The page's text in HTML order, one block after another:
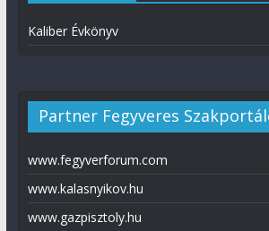
Kaliber Évkönyv
Partner Fegyveres
www.fegyverforum.com
www.kalasnyikov.hu
www.gazpisztoly.hu